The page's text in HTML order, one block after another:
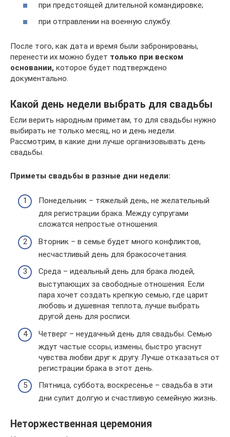
при предстоящей длительной командировке;
при отправлении на военную службу.
После того, как дата и время были забронированы,
перенести их можно будет только при веском
основании, которое будет подтверждено
документально.
Какой день недели выбрать для свадьбы
Если верить народным приметам, то для свадьбы нужно
выбирать не только месяц, но и день недели.
Рассмотрим, в какие дни лучше организовывать день
свадьбы.
Приметы свадьбы в разные дни недели:
Понедельник – тяжелый день, не желательный
для регистрации брака. Между супругами
сложатся непростые отношения.
Вторник – в семье будет много конфликтов,
несчастливый день для бракосочетания.
Среда – идеальный день для брака людей,
выступающих за свободные отношения. Если
пара хочет создать крепкую семью, где царит
любовь и душевная теплота, лучше выбрать
другой день для росписи.
Четверг – неудачный день для свадьбы. Семью
ждут частые ссоры, измены, быстро угаснут
чувства любви друг к другу. Лучше отказаться от
регистрации брака в этот день.
Пятница, суббота, воскресенье – свадьба в эти
дни сулит долгую и счастливую семейную жизнь.
Неторжественная церемония